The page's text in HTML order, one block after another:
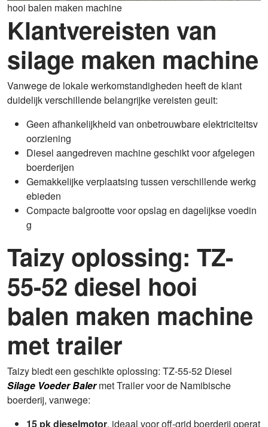
hooi balen maken machine
Klantvereisten van
silage maken machine
Vanwege de lokale werkomstandigheden heeft de klant
duidelijk verschillende belangrijke vereisten geuit:
Geen afhankelijkheid van onbetrouwbare elektriciteitsv
oorziening
Diesel aangedreven machine geschikt voor afgelegen
boerderijen
Gemakkelijke verplaatsing tussen verschillende werkg
ebieden
Compacte balgrootte voor opslag en dagelijkse voedin
g
Taizy oplossing: TZ-
55-52 diesel hooi
balen maken machine
met trailer
Taizy biedt een geschikte oplossing: TZ-55-52 Diesel
Silage Voeder Balermet Trailer voor de Namibische
boerderij, vanwege:
15 pk dieselmotor, ideaal voor off-grid boerderij operat